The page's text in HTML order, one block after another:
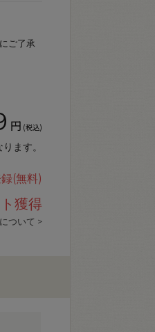
ご了承
円 (税込)
ます。
(無料)
獲得
ついて >